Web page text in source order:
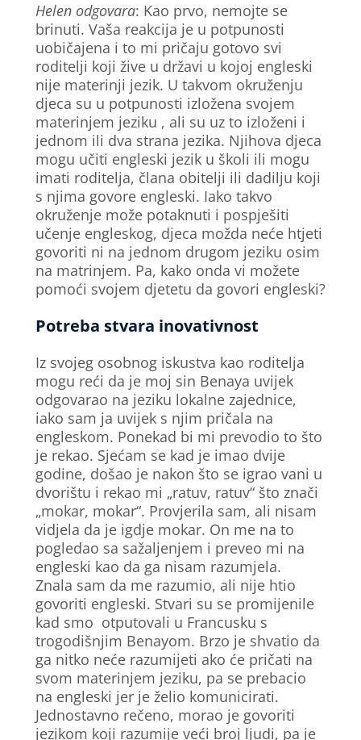
Helen odgovara: Kao prvo, nemojte se
brinuti. Vaša reakcija je u potpunosti
uobičajena i to mi pričaju gotovo svi
roditelji koji žive u državi u kojoj engleski
nije materinji jezik. U takvom okruženju
djeca su u potpunosti izložena svojem
materinjem jeziku , ali su uz to izloženi i
jednom ili dva strana jezika. Njihova djeca
mogu učiti engleski jezik u školi ili mogu
imati roditelja, člana obitelji ili dadilju koji
s njima govore engleski. Iako takvo
okruženje može potaknuti i pospješiti
učenje engleskog, djeca možda neće htjeti
govoriti ni na jednom drugom jeziku osim
na matrinjem. Pa, kako onda vi možete
pomoći svojem djetetu da govori engleski?
Potreba stvara inovativnost
Iz svojeg osobnog iskustva kao roditelja
mogu reći da je moj sin Benaya uvijek
odgovarao na jeziku lokalne zajednice,
iako sam ja uvijek s njim pričala na
engleskom. Ponekad bi mi prevodio to što
je rekao. Sjećam se kad je imao dvije
godine, došao je nakon što se igrao vani u
dvorištu i rekao mi „ratuv, ratuv“ što znači
„mokar, mokar“. Provjerila sam, ali nisam
vidjela da je igdje mokar. On me na to
pogledao sa sažaljenjem i preveo mi na
engleski kao da ga nisam razumjela.
Znala sam da me razumio, ali nije htio
govoriti engleski. Stvari su se promijenile
kad smo otputovali u Francusku s
trogodišnjim Benayom. Brzo je shvatio da
ga nitko neće razumijeti ako će pričati na
svom materinjem jeziku, pa se prebacio
na engleski jer je želio komunicirati.
Jednostavno rečeno, morao je govoriti
jezikom koji razumije veći broj ljudi, pa je